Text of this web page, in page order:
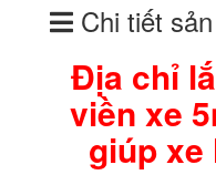
5m
Quận
Chi tiết
Địa chỉ
viền xe
giúp xe